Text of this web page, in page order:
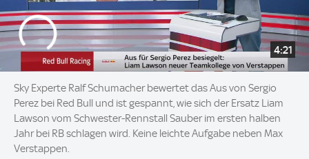
4:21
Sky Experte Ralf Schumacher bewertet das Aus von Sergio
Perez bei Red Bull und ist gespannt, wie sich der Ersatz Liam
Lawson vom Schwester-Rennstall Sauber im ersten halben
Jahr bei RB schlagen wird. Keine leichte Aufgabe neben Max
Verstappen.